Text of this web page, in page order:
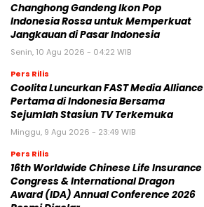
Changhong Gandeng Ikon Pop
Indonesia Rossa untuk Memperkuat
Jangkauan di Pasar Indonesia
Senin, 10 Agu 2026 - 04:22 WIB
Pers Rilis
Coolita Luncurkan FAST Media Alliance
Pertama di Indonesia Bersama
Sejumlah Stasiun TV Terkemuka
Minggu, 9 Agu 2026 - 23:49 WIB
Pers Rilis
16th Worldwide Chinese Life Insurance
Congress & International Dragon
Award (IDA) Annual Conference 2026